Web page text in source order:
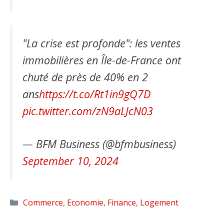
"La crise est profonde": les ventes
immobilières en Île-de-France ont
chuté de près de 40% en 2
anshttps://t.co/Rt1in9gQ7D
pic.twitter.com/zN9aLJcN03
— BFM Business (@bfmbusiness)
September 10, 2024
Catégories
Commerce, Economie, Finance, Logement